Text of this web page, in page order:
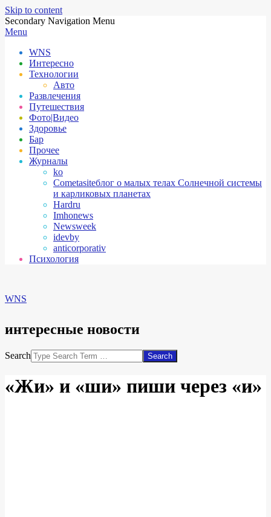
Skip to content
Secondary Navigation Menu
Menu
WNS
Интересно
Технологии
Авто
Развлечения
Путешествия
Фото|Видео
Здоровье
Бар
Прочее
Журналы
ko
Cometasiteблог о малых телах Солнечной системы
и карликовых планетах
Hardru
Imhonews
Newsweek
idevby
anticorporativ
Психология
WNS
интересные новости
Search
«Жи» и «ши» пиши через «и»